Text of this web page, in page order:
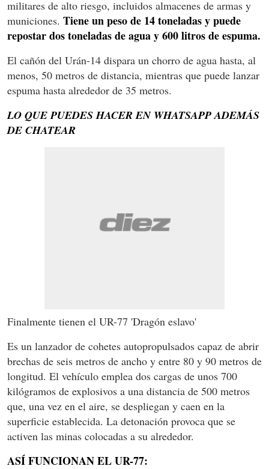
militares de alto riesgo, incluidos almacenes de armas y
municiones. Tiene un peso de 14 toneladas y puede
repostar dos toneladas de agua y 600 litros de espuma.
El cañón del Urán-14 dispara un chorro de agua hasta, al
menos, 50 metros de distancia, mientras que puede lanzar
espuma hasta alrededor de 35 metros.
LO QUE PUEDES HACER EN WHATSAPP ADEMÁS
DE CHATEAR
Finalmente tienen el UR-77 'Dragón eslavo'
Es un lanzador de cohetes autopropulsados capaz de abrir
brechas de seis metros de ancho y entre 80 y 90 metros de
longitud. El vehículo emplea dos cargas de unos 700
kilógramos de explosivos a una distancia de 500 metros
que, una vez en el aire, se despliegan y caen en la
superficie establecida. La detonación provoca que se
activen las minas colocadas a su alrededor.
ASÍ FUNCIONAN EL UR-77: